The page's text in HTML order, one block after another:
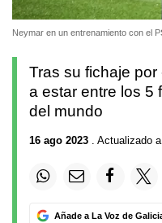
Neymar en un entrenamiento con el
Tras su fichaje
a estar entre los 5
del mundo
16 ago 2023 . Actualizado
Añade a La Voz de